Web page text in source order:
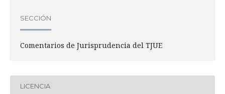
SECCIÓN
Comentarios de Jurisprudencia del TJUE
LICENCIA